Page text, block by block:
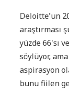
Deloitte'un
araştırması
yüzde 66'sı
söylüyor,
aspirasyon
bunu fiilen